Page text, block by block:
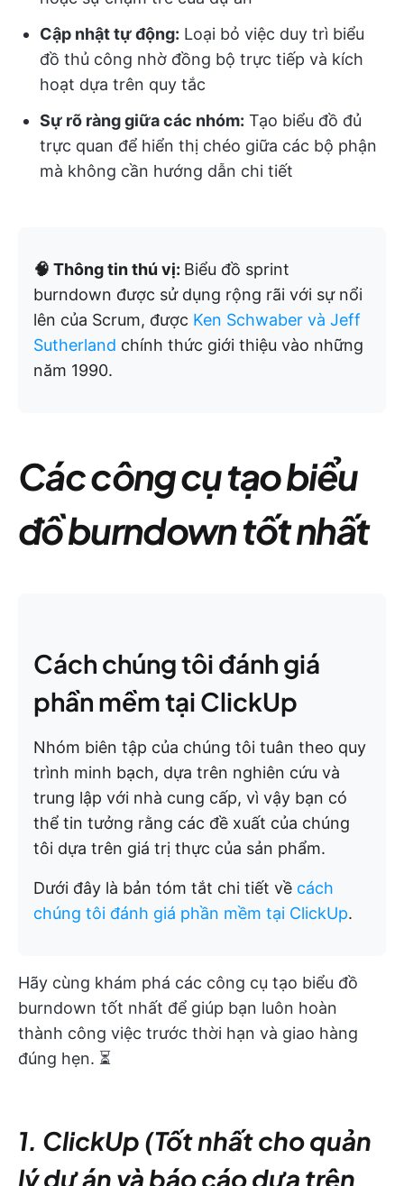
Cập nhật tự động: Loại bỏ việc duy trì biểu
đồ thủ công nhờ đồng bộ trực tiếp và kích
hoạt dựa trên quy tắc
Sự rõ ràng giữa các nhóm: Tạo biểu đồ đủ
trực quan để hiển thị chéo giữa các bộ phận
mà không cần hướng dẫn chi tiết
🧠 Thông tin thú vị: Biểu đồ sprint
burndown được sử dụng rộng rãi với sự nổi
lên của Scrum, được Ken Schwaber và Jeff
Sutherland chính thức giới thiệu vào những
năm 1990.
Các công cụ tạo biểu
đồ burndown tốt nhất
Cách chúng tôi đánh giá
phần mềm tại ClickUp
Nhóm biên tập của chúng tôi tuân theo quy
trình minh bạch, dựa trên nghiên cứu và
trung lập với nhà cung cấp, vì vậy bạn có
thể tin tưởng rằng các đề xuất của chúng
tôi dựa trên giá trị thực của sản phẩm.
Dưới đây là bản tóm tắt chi tiết về cách
chúng tôi đánh giá phần mềm tại ClickUp.
Hãy cùng khám phá các công cụ tạo biểu đồ
burndown tốt nhất để giúp bạn luôn hoàn
thành công việc trước thời hạn và giao hàng
đúng hẹn. ⏳
1. ClickUp (Tốt nhất cho quản
lý dự án và báo cáo dựa trên